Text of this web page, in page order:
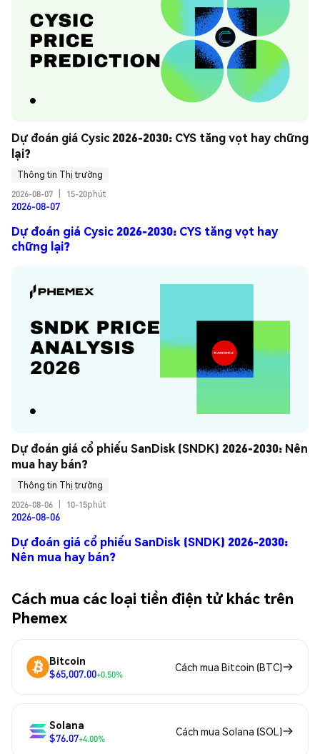
Dự đoán giá Cysic 2026-2030: CYS tăng vọt hay chững
lại?
Thông tin Thị trường
2026-08-07
15-20phút
2026-08-07
Dự đoán giá Cysic 2026-2030: CYS tăng vọt hay
chững lại?
Dự đoán giá cổ phiếu SanDisk (SNDK) 2026-2030: Nên
mua hay bán?
Thông tin Thị trường
2026-08-06
10-15phút
2026-08-06
Dự đoán giá cổ phiếu SanDisk (SNDK) 2026-2030:
Nên mua hay bán?
Cách mua các loại tiền điện tử khác trên
Phemex
Bitcoin
$65,007.00+0.50%
Cách mua Bitcoin (BTC)
Solana
$76.07+4.00%
Cách mua Solana (SOL)